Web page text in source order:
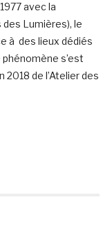
avec la
des Lumières), le
à des lieux dédiés
s’est
de l’Atelier des